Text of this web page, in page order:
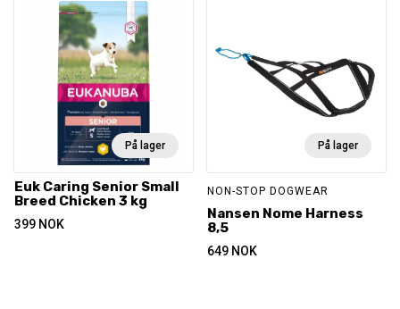
På lager
Euk Caring Senior Small
Breed Chicken 3 kg
399 NOK
På lager
NON-STOP DOGWEAR
Nansen Nome Harness
8,5
649 NOK